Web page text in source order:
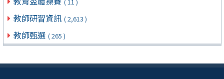
教師研習資訊 ( 2,613 )
教師甄選 ( 265 )